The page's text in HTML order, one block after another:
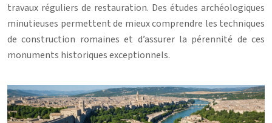
travaux réguliers de restauration. Des études archéologiques
minutieuses permettent de mieux comprendre les techniques
de construction romaines et d’assurer la pérennité de ces
monuments historiques exceptionnels.